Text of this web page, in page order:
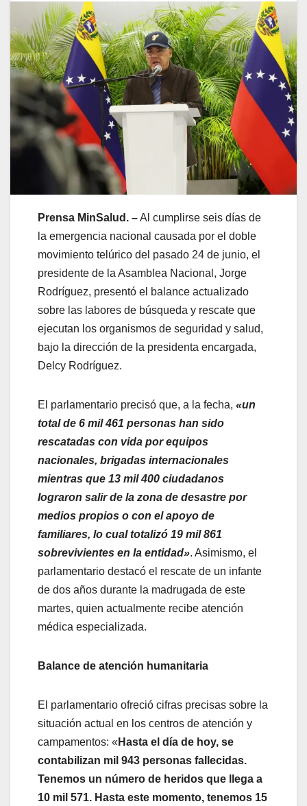
Prensa MinSalud. –Al cumplirse seis días de
la emergencia nacional causada por el doble
movimiento telúrico del pasado 24 de junio, el
presidente de la Asamblea Nacional, Jorge
Rodríguez, presentó el balance actualizado
sobre las labores de búsqueda y rescate que
ejecutan los organismos de seguridad y salud,
bajo la dirección de la presidenta encargada,
Delcy Rodríguez.
El parlamentario precisó que, a la fecha, «un
total de 6 mil 461 personas han sido
rescatadas con vida por equipos
nacionales, brigadas internacionales
mientras que 13 mil 400 ciudadanos
lograron salir de la zona de desastre por
medios propios o con el apoyo de
familiares, lo cual totalizó 19 mil 861
sobrevivientes en la entidad». Asimismo, el
parlamentario destacó el rescate de un infante
de dos años durante la madrugada de este
martes, quien actualmente recibe atención
médica especializada.
Balance de atención humanitaria
El parlamentario ofreció cifras precisas sobre la
situación actual en los centros de atención y
campamentos: « Hasta el día de hoy, se
contabilizan mil 943 personas fallecidas.
Tenemos un número de heridos que llega a
10 mil 571. Hasta este momento, tenemos 15